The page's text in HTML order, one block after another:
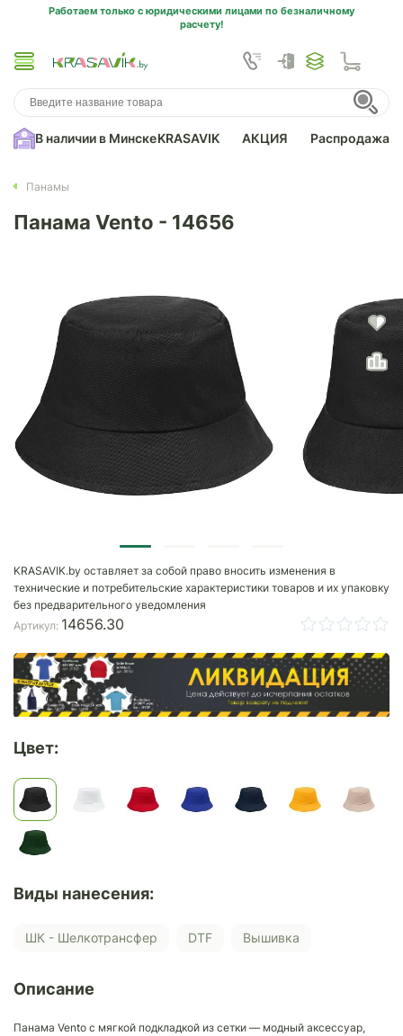
Работаем только с юридическими лицами по безналичному
расчету!
В наличии в МинскеKRASAVIK АКЦИЯ Распродажа
Панамы
Панама Vento - 14656
KRASAVIK.by оставляет за собой право вносить изменения в
технические и потребительские характеристики товаров и их упаковку
без предварительного уведомления
Артикул: 14656.30
Цвет:
Виды нанесения:
ШК - Шелкотрансфер DTF Вышивка
Описание
Панама Vento c мягкой подкладкой из сетки — модный аксессуар,